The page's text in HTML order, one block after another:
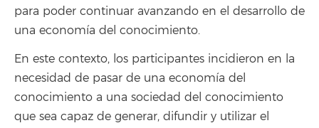
para poder continuar avanzando en el desarrollo de
una economía del conocimiento.
En este contexto, los participantes incidieron en la
necesidad de pasar de una economía del
conocimiento a una sociedad del conocimiento
que sea capaz de generar, difundir y utilizar el